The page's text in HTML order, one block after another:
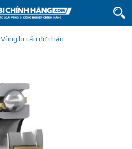
Vòng bi cầu đỡ chặn